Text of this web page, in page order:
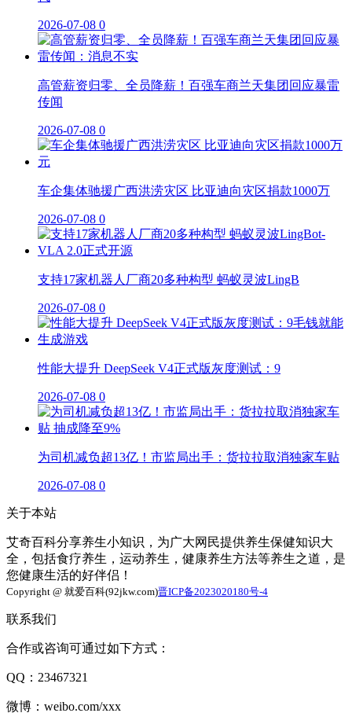
2026-07-08 0
高管薪资归零、全员降薪！百强车商兰天集团回应暴雷
传闻
2026-07-08 0
车企集体驰援广西洪涝灾区 比亚迪向灾区捐款1000万
2026-07-08 0
支持17家机器人厂商20多种构型 蚂蚁灵波LingB
2026-07-08 0
性能大提升 DeepSeek V4正式版灰度测试：9
2026-07-08 0
为司机减负超13亿！市监局出手：货拉拉取消独家车贴
2026-07-08 0
关于本站
艾奇百科分享养生小知识，为广大网民提供养生保健知识大
全，包括食疗养生，运动养生，健康养生方法等养生之道，是
您健康生活的好伴侣！
Copyright @ 就爱百科(92jkw.com)晋ICP备2023020180号-4
联系我们
合作或咨询可通过如下方式：
QQ：23467321
微博：weibo.com/xxx